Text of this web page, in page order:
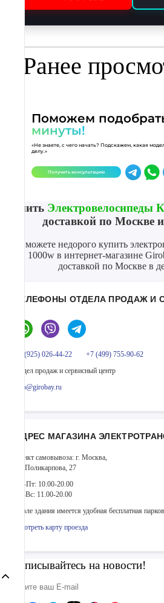
Ранее
Поможем
минуты!
«Не знаете, с чего начать? Подскажем, какая
делу.»
Получить консультацию
Купить Электровелосипеды
доставкой по Москве
Вы можете недорого купить
1000w в интернет-магазине
доставкой по Москве в
ТЕЛЕФОНЫ ОТДЕЛА ПРОДАЖ И
+7 (925) 026-44-22
+7 (499) 755-90-62
Отдел продаж и сервисный центр
info@girobay.ru
АДРЕС МАГАЗИНА
Пункт самовывоза: г. Москва,
ул. Поликарпова, 27
Пн-Пт: 10.00-20.00
Сб-Вс: 11.00-20.00
Возле здания имеется удобная бесплатная
Смотреть карту проезда
Подписывайтесь на новости!